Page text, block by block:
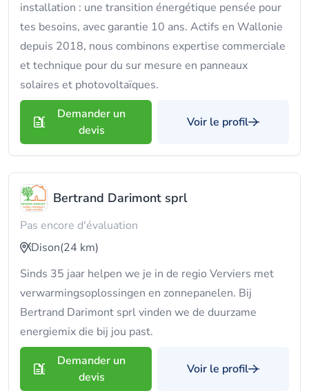
installation : une transition énergétique pensée pour
tes besoins, avec garantie 10 ans. Actifs en Wallonie
depuis 2018, nous combinons expertise commerciale
et technique pour du sur mesure en panneaux
solaires et photovoltaïques.
Demander un
devis
Voir le profil
Bertrand Darimont sprl
Pas encore d'évaluation
Dison(24 km)
Sinds 35 jaar helpen we je in de regio Verviers met
verwarmingsoplossingen en zonnepanelen. Bij
Bertrand Darimont sprl vinden we de duurzame
energiemix die bij jou past.
Demander un
devis
Voir le profil